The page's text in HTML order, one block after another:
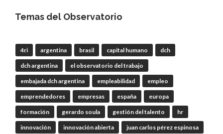
Orgánica del#BCRA
RT@lanotadigital@La_Bancaria
@AldoDruettaok@misionesptodos
@SergioOPalazzo @BairesParaTodos
@uniglobalunion
2 2 Twitter
Temas del Observatorio
4ri argentina brasil capital humano dch
dch argentina el observatorio del trabajo
embajada dch argentina empleabilidad empleo
emprendedores empresas españa europa
formación gerardo soula gestión del talento hr
innovación innovación abierta juan carlos pérez espinosa